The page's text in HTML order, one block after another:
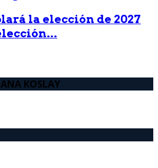
la elección de 2027
KOSLAY